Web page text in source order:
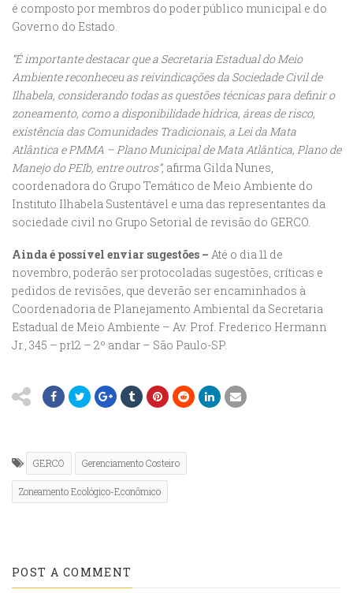
é composto por membros do poder público municipal e do
Governo do Estado.
“É importante destacar que a Secretaria Estadual do Meio
Ambiente reconheceu as reivindicações da Sociedade Civil de
Ilhabela, considerando todas as questões técnicas para definir o
zoneamento, como a disponibilidade hídrica, áreas de risco,
existência das Comunidades Tradicionais, a Lei da Mata
Atlântica e PMMA – Plano Municipal de Mata Atlântica, Plano de
Manejo do PEIb, entre outros”, afirma Gilda Nunes,
coordenadora do Grupo Temático de Meio Ambiente do
Instituto Ilhabela Sustentável e uma das representantes da
sociedade civil no Grupo Setorial de revisão do GERCO.
Ainda é possível enviar sugestões – Até o dia 11 de
novembro, poderão ser protocoladas sugestões, críticas e
pedidos de revisões, que deverão ser encaminhados à
Coordenadoria de Planejamento Ambiental da Secretaria
Estadual de Meio Ambiente – Av. Prof. Frederico Hermann
Jr., 345 – pr12 – 2º andar – São Paulo-SP.
GERCO Gerenciamento Costeiro
Zoneamento Ecológico-Econômico
POST A COMMENT